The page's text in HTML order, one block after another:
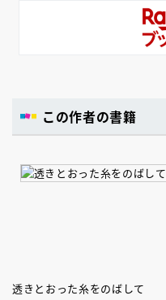
この作者の書籍
透きとおった糸をのばして